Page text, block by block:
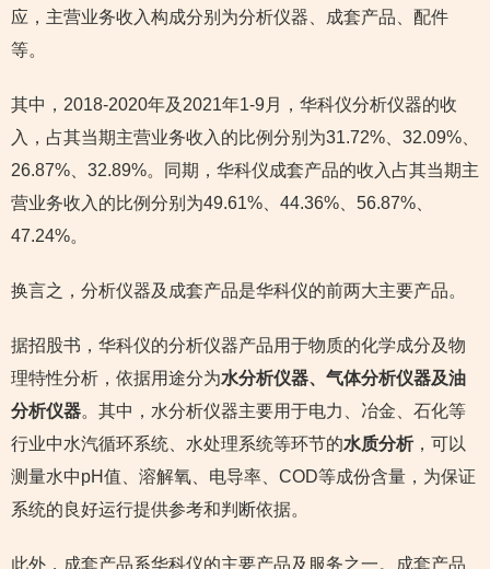
应，主营业务收入构成分别为分析仪器、成套产品、配件
等。
其中，2018-2020年及2021年1-9月，华科仪分析仪器的收
入，占其当期主营业务收入的比例分别为31.72%、32.09%、
26.87%、32.89%。同期，华科仪成套产品的收入占其当期主
营业务收入的比例分别为49.61%、44.36%、56.87%、
47.24%。
换言之，分析仪器及成套产品是华科仪的前两大主要产品。
据招股书，华科仪的分析仪器产品用于物质的化学成分及物
理特性分析，依据用途分为水分析仪器、气体分析仪器及油
分析仪器。其中，水分析仪器主要用于电力、冶金、石化等
行业中水汽循环系统、水处理系统等环节的水质分析，可以
测量水中pH值、溶解氧、电导率、COD等成份含量，为保证
系统的良好运行提供参考和判断依据。
此外，成套产品系华科仪的主要产品及服务之一。成套产品